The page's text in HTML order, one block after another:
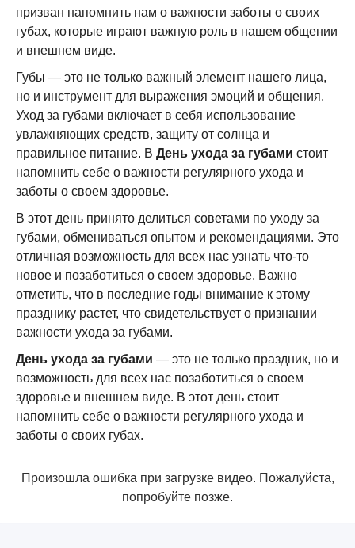
призван напомнить нам о важности заботы о своих
губах, которые играют важную роль в нашем общении
и внешнем виде.
Губы — это не только важный элемент нашего лица,
но и инструмент для выражения эмоций и общения.
Уход за губами включает в себя использование
увлажняющих средств, защиту от солнца и
правильное питание. В День ухода за губами стоит
напомнить себе о важности регулярного ухода и
заботы о своем здоровье.
В этот день принято делиться советами по уходу за
губами, обмениваться опытом и рекомендациями. Это
отличная возможность для всех нас узнать что-то
новое и позаботиться о своем здоровье. Важно
отметить, что в последние годы внимание к этому
празднику растет, что свидетельствует о признании
важности ухода за губами.
День ухода за губами — это не только праздник, но и
возможность для всех нас позаботиться о своем
здоровье и внешнем виде. В этот день стоит
напомнить себе о важности регулярного ухода и
заботы о своих губах.
Произошла ошибка при загрузке видео. Пожалуйста,
попробуйте позже.